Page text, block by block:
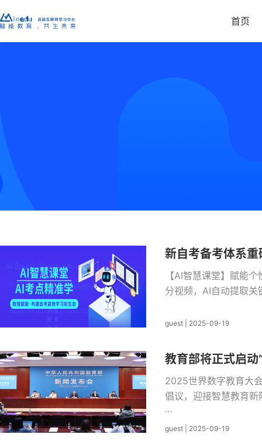
首页
智能裂变增长引擎，三核
直播系统
延迟低于0.5秒的继续教育直播解决方案
新自考备考体系
【AI智慧课堂】赋能
分视频，AI自动提取
guest 2025-09-19
教育部将正式启
2025世界数字教育大
倡议，迎接智慧教育
···
guest 2025-09-19